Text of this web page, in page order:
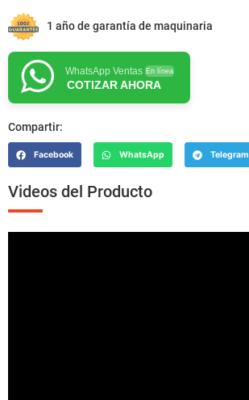
1 año de garantía de maquinaria
WhatsApp Ventas En línea
COTIZAR AHORA
Compartir:
Facebook WhatsApp Telegram
Videos del Producto